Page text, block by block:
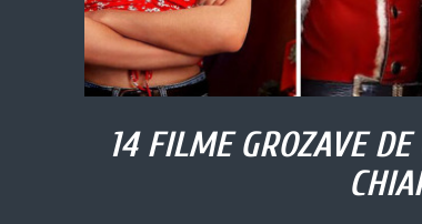
14 FILME GROZAVE